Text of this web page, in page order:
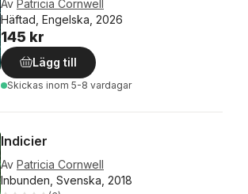
Av Patricia Cornwell
Häftad, Engelska, 2026
145 kr
Lägg till
Skickas inom 5-8 vardagar
Indicier
Av Patricia Cornwell
Inbunden, Svenska, 2018